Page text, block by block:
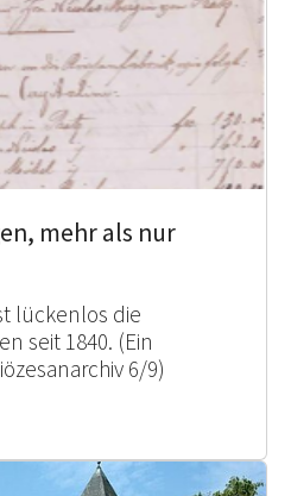
mehr als nur
lückenlos die
seit 1840. (Ein
6/9)